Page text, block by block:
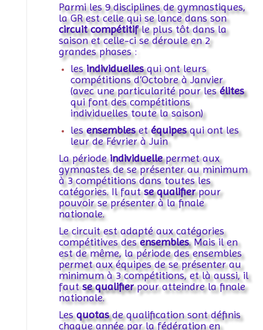
Parmi les 9 disciplines de gymnastiques,
la GR est celle qui se lance dans son
circuit compétitifle plus tôt dans la
saison et celle-ci se déroule en 2
grandes phases :
lesindividuellesqui ont leurs
compétitions d’Octobre à Janvier
(avec une particularité pour lesélites
qui font des compétitions
individuelles toute la saison)
lesensemblesetéquipesqui ont les
leur de Février à Juin
La périodeindividuellepermet aux
gymnastes de se présenter au minimum
à 3 compétitions dans toutes les
catégories. Il fautse qualifierpour
pouvoir se présenter à la finale
nationale.
Le circuit est adapté aux catégories
compétitives desensembles. Mais il en
est de même, la période des ensembles
permet aux équipes de se présenter au
minimum à 3 compétitions, et là aussi, il
fautse qualifierpour atteindre la finale
nationale.
Lesquotasde qualification sont définis
chaque année par la fédération en